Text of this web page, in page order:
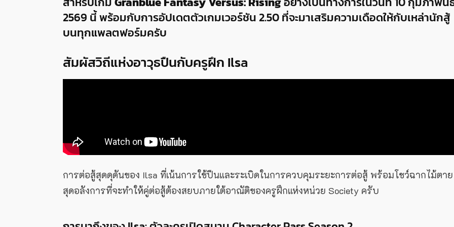
2569 นี้ พร้อมกับการอัปเดตตัวเกมเวอร์ชัน 2.50 ที่จะมาเสริมความเดือดให้กับเหล่านักสู้
บนทุกแพลตฟอร์มครับ
สัมผัสวิถีแห่งอาวุธปืนกับครูฝึก Ilsa
การต่อสู้สุดดุดันของ Ilsa ที่เน้นการใช้ปืนและระเบิดในการควบคุมระยะการต่อสู้ พร้อมโชว์ฉากไม้ตาย
สุดอลังการที่จะทำให้คู่ต่อสู้ต้องสยบภายใต้อาณัติของครูฝึกแห่งหน่วย Society ครับ